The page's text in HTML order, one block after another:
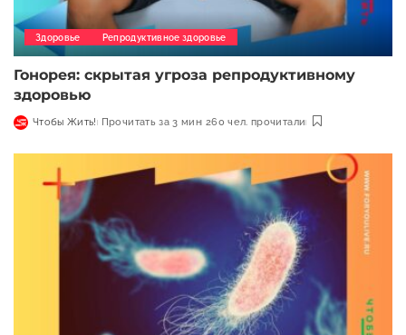
Здоровье Репродуктивное здоровье
Гонорея: скрытая угроза репродуктивному
здоровью
Чтобы Жить! Прочитать за 3 мин 260 чел. прочитали